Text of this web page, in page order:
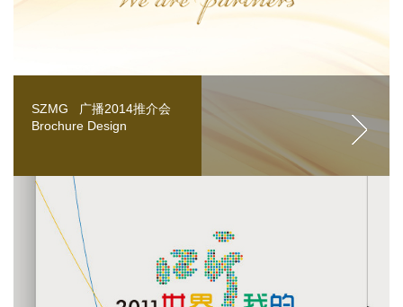
SZMG 广播2014推介会
Brochure Design